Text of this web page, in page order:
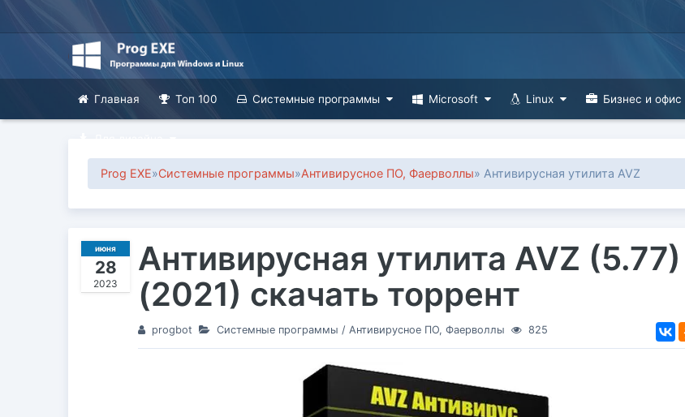
Главная Топ 100 Системные программы Microsoft Linux Бизнес и офис
Prog EXE»Системные программы»Антивирусное ПО, Фаерволлы» Антивирусная утилита AVZ
июня
28
2023
Антивирусная утилита AVZ (5.77)
(2021) скачать торрент
progbot Системные программы / Антивирусное ПО, Фаерволлы 825